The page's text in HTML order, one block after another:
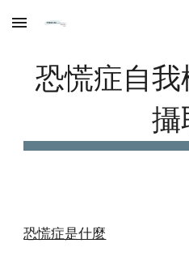
Skip to main content
恐慌症自
攝
恐慌症是什麼